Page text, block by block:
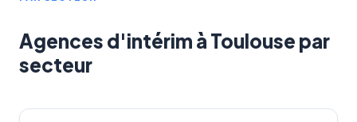
Agences d'intérim à Toulouse par
secteur